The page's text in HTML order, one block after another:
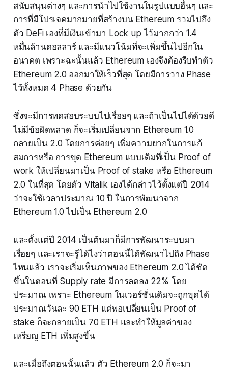
สนับสนุนต่างๆ และการนำไปใช้งานในรูปแบบอื่นๆ และ
การที่มีโปรเจคมากมายที่สร้างบน Ethereum รวมไปถึง
ตัว DeFiเองที่มีเงินเข้ามา Lock up ไว้มากกว่า 1.4
หมื่นล้านดอลลาร์ และมีแนวโน้มที่จะเพิ่มขึ้นไปอีกใน
อนาคต เพราะฉะนั้นแล้ว Ethereum เองจึงต้องรีบทำตัว
Ethereum 2.0 ออกมาให้เร็วที่สุด โดยมีการวาง Phase
ไว้ทั้งหมด 4 Phase ด้วยกัน
ซึ่งจะมีการทดสอบระบบไปเรื่อยๆ และถ้าเป็นไปได้ด้วยดี
ไม่มีข้อผิดพลาด ก็จะเริ่มเปลี่ยนจาก Ethereum 1.0
กลายเป็น 2.0 โดยการค่อยๆ เพิ่มความยากในการแก้
สมการหรือ การขุด Ethereum แบบเดิมที่เป็น Proof of
work ให้เปลี่ยนมาเป็น Proof of stake หรือ Ethereum
2.0 ในที่สุด โดยตัว Vitalik เองได้กล่าวไว้ตั้งแต่ปี 2014
ว่าจะใช้เวลาประมาณ 10 ปี ในการพัฒนาจาก
Ethereum 1.0 ไปเป็น Ethereum 2.0
และตั้งแต่ปี 2014 เป็นต้นมาก็มีการพัฒนาระบบมา
เรื่อยๆ และเราจะรู้ได้ไงว่าตอนนี้ได้พัฒนาไปถึง Phase
ไหนแล้ว เราจะเริ่มเห็นภาพของ Ethereum 2.0 ได้ชัด
ขึ้นในตอนที่ Supply rate มีการลดลง 22% โดย
ประมาณ เพราะ Ethereum ในเวอร์ชั่นเดิมจะถูกขุดได้
ประมาณวันละ 90 ETH แต่พอเปลี่ยนเป็น Proof of
stake ก็จะกลายเป็น 70 ETH และทำให้มูลค่าของ
เหรียญ ETH เพิ่มสูงขึ้น
และเมื่อถึงตอนนั้นแล้ว ตัว Ethereum 2.0 ก็จะมา